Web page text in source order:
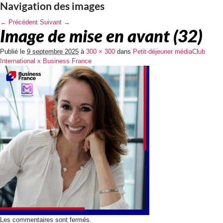
Navigation des images
← Précédent Suivant →
Image de mise en avant (32)
Publié le 9 septembre 2025 à 300 × 300 dans Petit-déjeuner médiaClub
International x Business France
Les commentaires sont fermés.